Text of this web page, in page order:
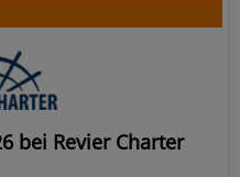
bei Revier Charter